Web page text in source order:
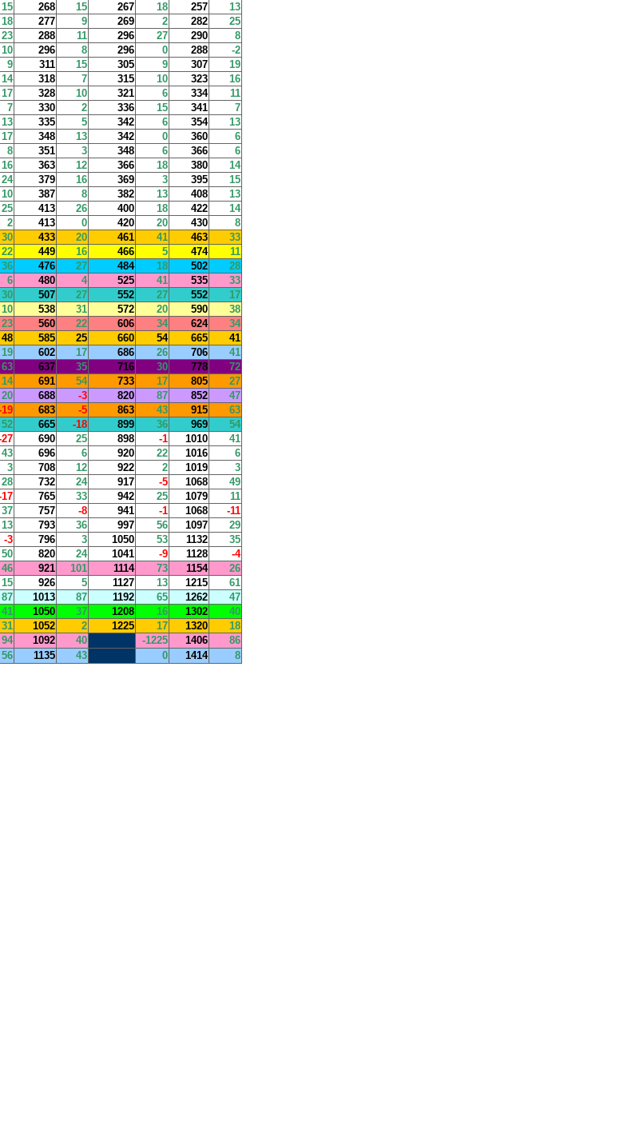
15 268 15 267 18 257
13
18 277 9 269 2 282
25
23 288 11 296 27 290
8
10 296 8 296 0 288
-2
9 311 15 305 9 307
19
14 318 7 315 10 323
16
17 328 10 321 6 334
11
7 330 2 336 15 341
7
13 335 5 342 6 354
13
17 348 13 342 0 360
6
8 351 3 348 6 366
6
16 363 12 366 18 380
14
24 379 16 369 3 395
15
10 387 8 382 13 408
13
25 413 26 400 18 422
14
2 413 0 420 20 430
8
30 433 20 461 41 463
33
22 449 16 466 5 474
11
36 476 27 484 18 502
28
6 480 4 525 41 535
33
30 507 27 552 27 552
17
10 538 31 572 20 590
38
23 560 22 606 34 624
34
48 585 25 660 54 665
41
19 602 17 686 26 706
41
63 637 35 716 30 778
72
14 691 54 733 17 805
27
20 688 -3 820 87 852
47
19 683 -5 863 43 915
63
52 665 -18 899 36 969
54
27 690 25 898 -1 1010
41
43 696 6 920 22 1016
6
3 708 12 922 2 1019
3
28 732 24 917 -5 1068
49
17 765 33 942 25 1079
11
37 757 -8 941 -1 1068
-11
13 793 36 997 56 1097
29
-3 796 3 1050 53 1132
35
50 820 24 1041 -9 1128
-4
46 921 101 1114 73 1154
26
15 926 5 1127 13 1215
61
87 1013 87 1192 65 1262
47
41 1050 37 1208 16 1302
40
31 1052 2 1225 17 1320
18
94 1092 40 -1225 1406
86
56 1135 43 0 1414 8